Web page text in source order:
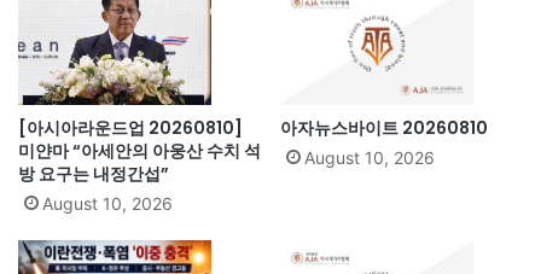
[아시아라운드업 20260810]
미얀마 “아세안의 아웅산 수치 석
방 요구는 내정간섭”
August 10, 2026
아자뉴스바이트 20260810
August 10, 2026